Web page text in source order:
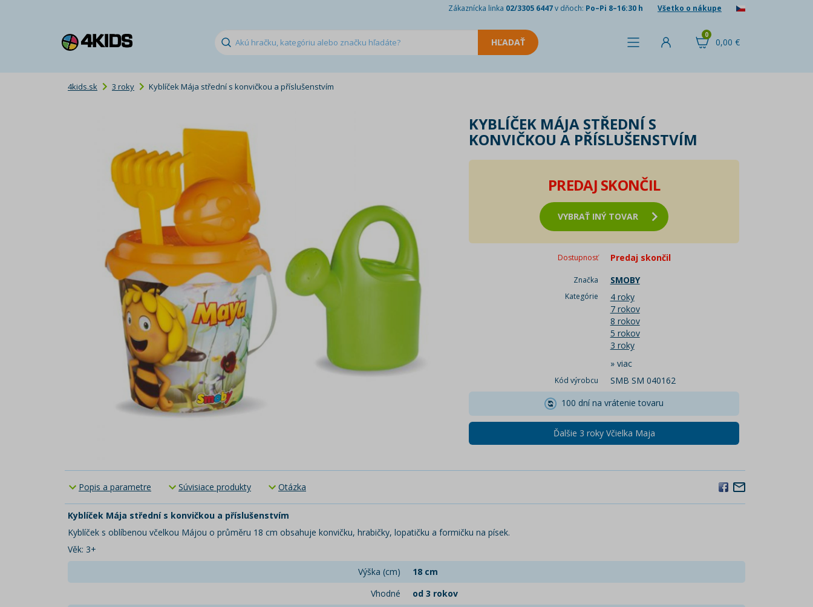
Zákaznícka linka 02/3305 6447v dňoch: Po–Pi 8–16:30 h Všetko o nákupe
0,00 €
0
4kids.sk 3 roky Kyblíček Mája střední s konvičkou a příslušenstvím
KYBLÍČEK MÁJA STŘEDNÍ S
KONVIČKOU A PŘÍSLUŠENSTVÍM
PREDAJ SKONČIL
VYBRAŤ INÝ TOVAR
Dostupnosť Predaj skončil
Značka SMOBY
Kategórie
4 roky
7 rokov
8 rokov
5 rokov
3 roky
» viac
Kód výrobcu
SMB SM 040162
100 dní na vrátenie tovaru
Ďalšie 3 roky Včielka Maja
Popis a parametre Súvisiace produkty Otázka
Kyblíček Mája střední s konvičkou a příslušenstvím
Kyblíček s oblíbenou včelkou Májou o průměru 18 cm obsahuje konvičku, hrabičky, lopatičku a formičku na písek.
Věk: 3+
Výška (cm)
18 cm
Vhodné
od 3 rokov